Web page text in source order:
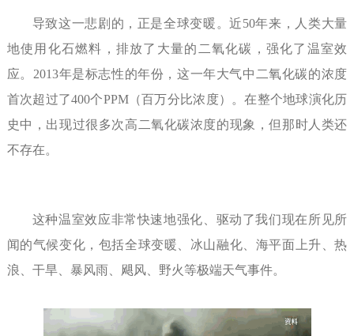
导致这一悲剧的，正是全球变暖。近50年来，人类大量
地使用化石燃料，排放了大量的二氧化碳，强化了温室效
应。2013年是标志性的年份，这一年大气中二氧化碳的浓度
首次超过了400个PPM（百万分比浓度）。在整个地球演化历
史中，出现过很多次高二氧化碳浓度的现象，但那时人类还
不存在。
这种温室效应非常快速地强化、驱动了我们现在所见所
闻的气候变化，包括全球变暖、冰山融化、海平面上升、热
浪、干旱、暴风雨、飓风、野火等极端天气事件。